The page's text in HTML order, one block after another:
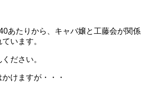
あたりから、キャバ嬢と工藤会が関係
います。
ださい。
けますが・・・